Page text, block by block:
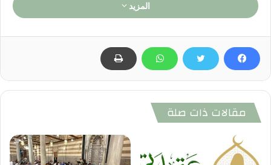
المزيد
مقالات ذات صلة